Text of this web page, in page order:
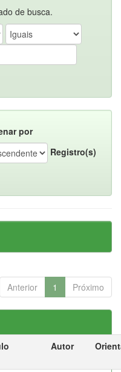
de busca.
por
Registro(s)
Anterior 1 Próximo
Autor